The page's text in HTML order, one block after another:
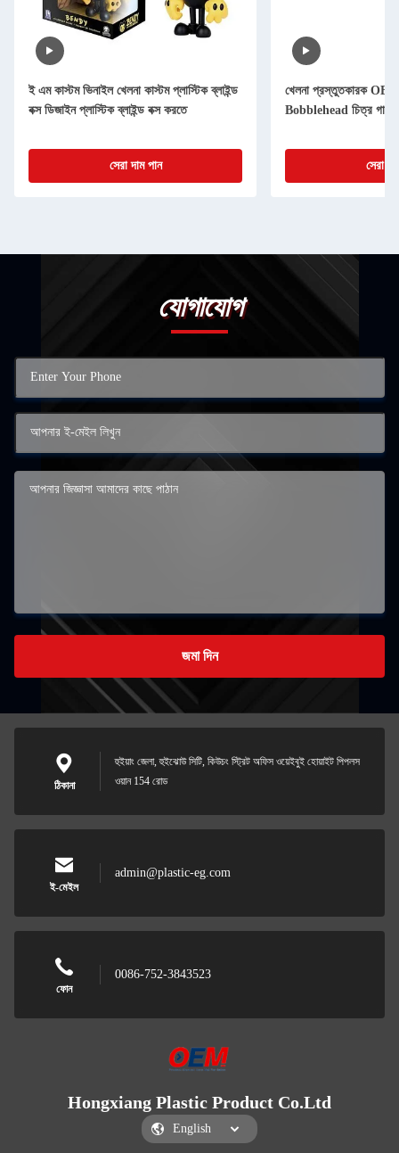
ই এম কাস্টম ভিনাইল খেলনা কাস্টম প্লাস্টিক ব্লাইন্ড
বক্স ডিজাইন প্লাস্টিক ব্লাইন্ড বক্স করতে
সেরা দাম পান
খেলনা প্রস্তুতকারক OEM
Bobblehead চিত্র গাড়ী
সেরা
যোগাযোগ
জমা দিন
ঠিকানা
হুইয়াং জেলা, হুইঝোউ সিটি, কিউচং স্ট্রিট অফিস ওয়েইবুই হোয়াইট পিপলস
ওয়ান 154 রোড
ই-মেইল
admin@plastic-eg.com
ফোন
0086-752-3843523
Hongxiang Plastic Product Co.Ltd